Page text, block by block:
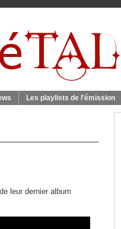
Les playlists de l'émission
leur dernier album